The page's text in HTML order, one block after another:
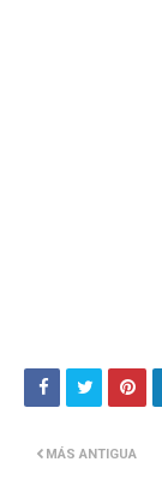
MÁS ANTIGUA